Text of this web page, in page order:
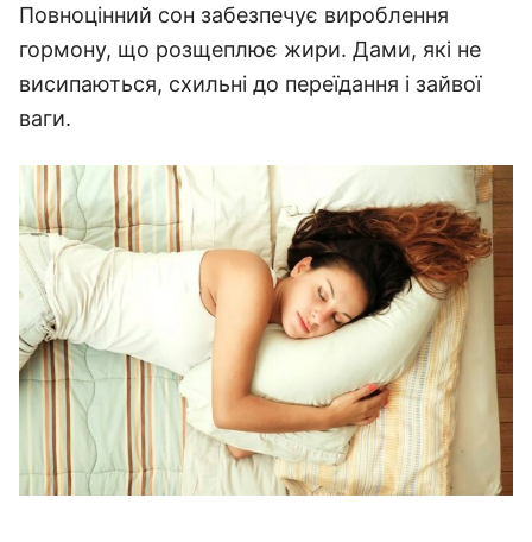
Повноцінний сон забезпечує вироблення
гормону, що розщеплює жири. Дами, які не
висипаються, схильні до переїдання і зайвої
ваги.